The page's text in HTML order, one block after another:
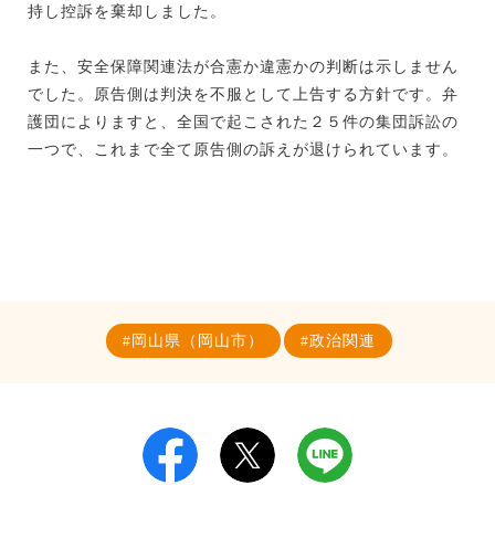
持し控訴を棄却しました。
また、安全保障関連法が合憲か違憲かの判断は示しません
でした。原告側は判決を不服として上告する方針です。弁
護団によりますと、全国で起こされた２５件の集団訴訟の
一つで、これまで全て原告側の訴えが退けられています。
岡山県（岡山市） 政治関連